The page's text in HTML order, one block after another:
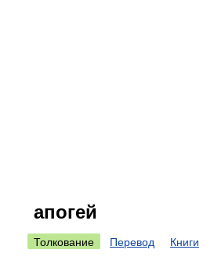
апогей
Толкование Перевод Книги